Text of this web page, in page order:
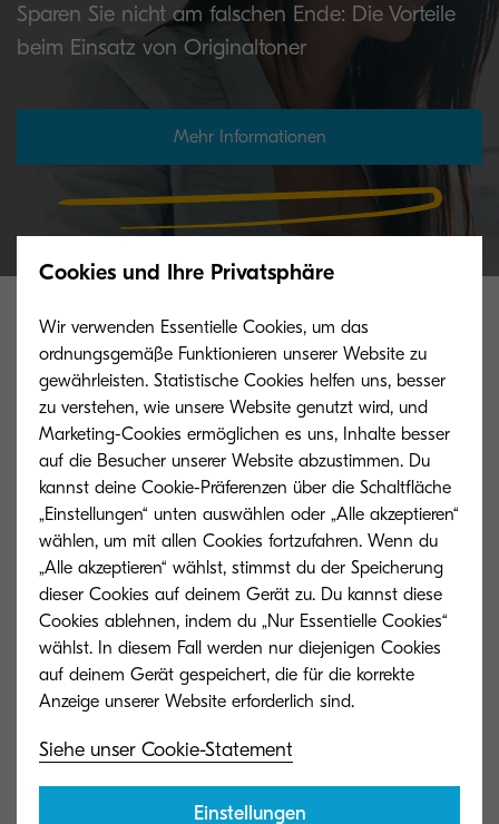
Sparen Sie nicht am falschen Ende: Die Vorteile
beim Einsatz von Originaltoner
Mehr Informationen
TK-8115M
Magenta Toner ergibt 6.000 Seiten gemäß
Cookies und Ihre Privatsphäre
Wir verwenden Essentielle Cookies, um das
ordnungsgemäße Funktionieren unserer Website zu
gewährleisten. Statistische Cookies helfen uns, besser
zu verstehen, wie unsere Website genutzt wird, und
Marketing-Cookies ermöglichen es uns, Inhalte besser
auf die Besucher unserer Website abzustimmen. Du
kannst deine Cookie-Präferenzen über die Schaltfläche
„Einstellungen“ unten auswählen oder „Alle akzeptieren“
wählen, um mit allen Cookies fortzufahren. Wenn du
„Alle akzeptieren“ wählst, stimmst du der Speicherung
dieser Cookies auf deinem Gerät zu. Du kannst diese
Cookies ablehnen, indem du „Nur Essentielle Cookies“
wählst. In diesem Fall werden nur diejenigen Cookies
auf deinem Gerät gespeichert, die für die korrekte
Siehe unser Cookie-Statement
Einstellungen